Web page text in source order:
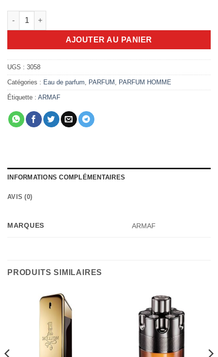
quantité de Club de nuit sillage 105ml edp
AJOUTER AU PANIER
UGS : 3058
Catégories : Eau de parfum PARFUM PARFUM HOMME
Étiquette : ARMAF
INFORMATIONS COMPLÉMENTAIRES
AVIS (0)
MARQUES ARMAF
PRODUITS SIMILAIRES